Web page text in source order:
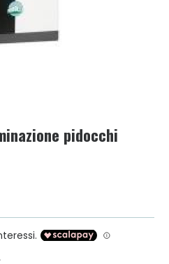
pidocchi
fino al 40% valido